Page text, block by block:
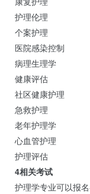
护理伦理
个案护理
医院感染控制
病理生理学
健康评估
社区健康护理
急救护理
老年护理学
心血管护理
护理评估
4相关考试
护理学专业可以报